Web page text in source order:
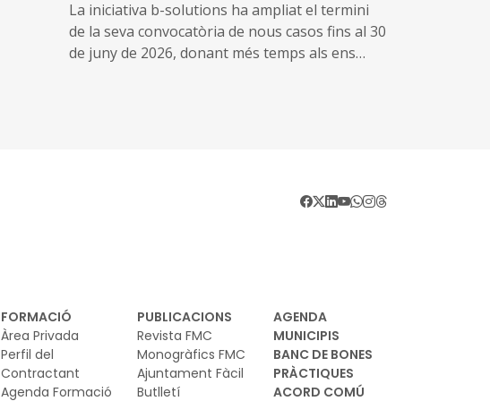
La iniciativa b-solutions ha ampliat el termini
de la seva convocatòria de nous casos fins al 30
de juny de 2026, donant més temps als ens
FORMACIÓ
Àrea Privada
Perfil del
Contractant
Agenda Formació
PUBLICACIONS
Revista FMC
Monogràfics FMC
Ajuntament Fàcil
Butlletí
AGENDA
MUNICIPIS
BANC DE BONES
PRÀCTIQUES
ACORD COMÚ